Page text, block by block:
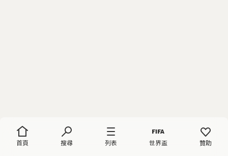
首頁 搜尋 列表 世界盃 贊助